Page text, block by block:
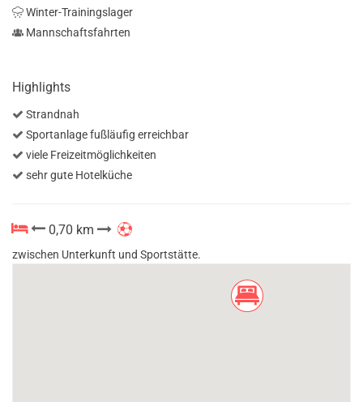
Winter-Trainingslager
Mannschaftsfahrten
Highlights
Strandnah
Sportanlage fußläufig erreichbar
viele Freizeitmöglichkeiten
sehr gute Hotelküche
0,70 km
zwischen Unterkunft und Sportstätte.